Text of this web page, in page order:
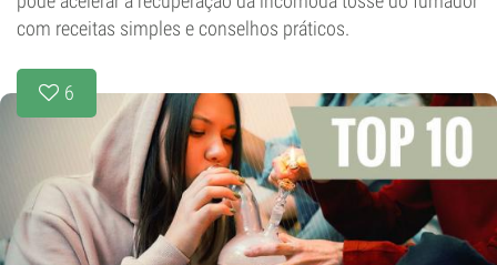
com receitas simples e conselhos práticos.
6